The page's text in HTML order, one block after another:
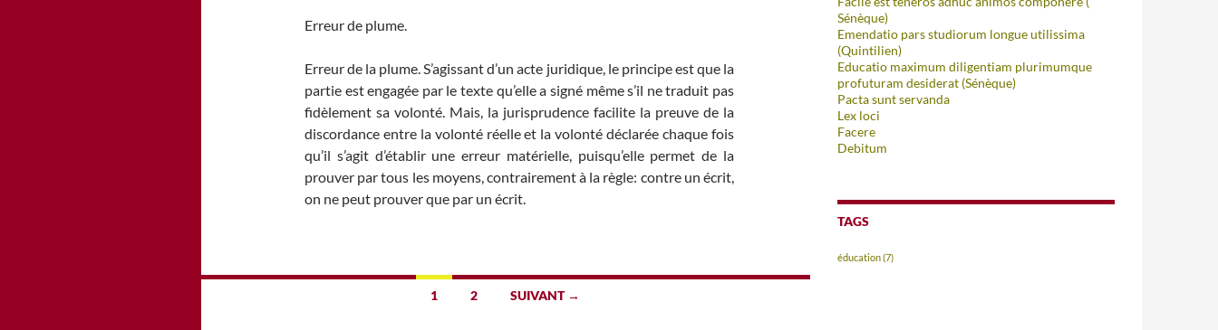
Erreur de plume.
Erreur de la plume. S’agissant d’un acte juridique, le principe est que la
partie est engagée par le texte qu’elle a signé même s’il ne traduit pas
fidèlement sa volonté. Mais, la jurisprudence facilite la preuve de la
discordance entre la volonté réelle et la volonté déclarée chaque fois
qu’il s’agit d’établir une erreur matérielle, puisqu’elle permet de la
prouver par tous les moyens, contrairement à la règle: contre un écrit,
on ne peut prouver que par un écrit.
1 2 SUIVANT →
Sénèque)
Emendatio pars studiorum longue utilissima
(Quintilien)
Educatio maximum diligentiam plurimumque
profuturam desiderat (Sénèque)
Pacta sunt servanda
Lex loci
Facere
Debitum
TAGS
éducation(7)